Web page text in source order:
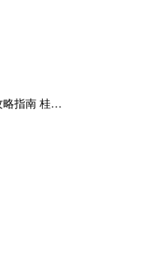
2019桂林阳朔5天4晚自助游攻略指南 桂林租车包车指南